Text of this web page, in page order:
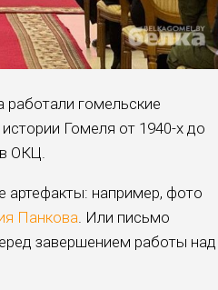
гомельские
Гомеля от 1940-х до
ОКЦ.
например, фото
Панкова. Или письмо
завершением работы над